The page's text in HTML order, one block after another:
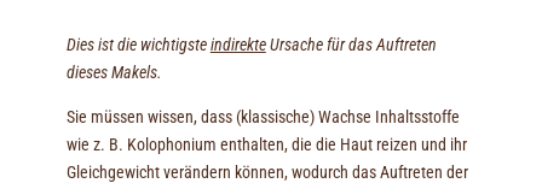
Dies ist die wichtigsteindirekteUrsache für das Auftreten
dieses Makels.
Sie müssen wissen, dass (klassische) Wachse Inhaltsstoffe
wie z. B. Kolophonium enthalten, die die Haut reizen und ihr
Gleichgewicht verändern können, wodurch das Auftreten der